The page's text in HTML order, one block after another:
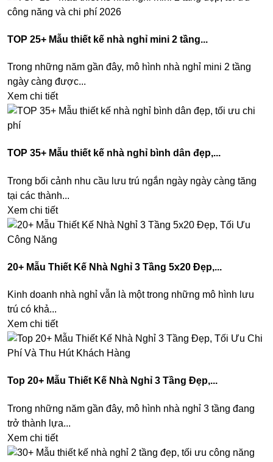
TOP 25+ Mẫu thiết kế nhà nghỉ mini 2 tầng...
Trong những năm gần đây, mô hình nhà nghỉ mini 2 tầng
ngày càng được...
Xem chi tiết
TOP 35+ Mẫu thiết kế nhà nghỉ bình dân đẹp,...
Trong bối cảnh nhu cầu lưu trú ngắn ngày ngày càng tăng
tại các thành...
Xem chi tiết
20+ Mẫu Thiết Kế Nhà Nghỉ 3 Tầng 5x20 Đẹp,...
Kinh doanh nhà nghỉ vẫn là một trong những mô hình lưu
trú có khả...
Xem chi tiết
Top 20+ Mẫu Thiết Kế Nhà Nghỉ 3 Tầng Đẹp,...
Trong những năm gần đây, mô hình nhà nghỉ 3 tầng đang
trở thành lựa...
Xem chi tiết